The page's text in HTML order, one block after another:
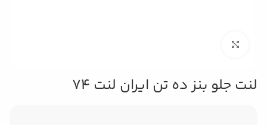
لنت جلو بنز ده تن ایران لنت 74